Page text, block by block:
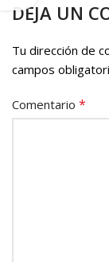
DEJA UN
Tu dirección de
campos
Comentario *